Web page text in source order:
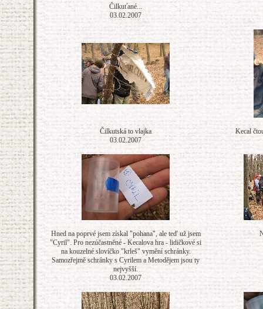
Čilkuťané...
03.02.2007
Čilkutská to vlajka
03.02.2007
Kecal
Hned na poprvé jsem získal "pohana", ale teď už jsem
"Cyril". Pro nezúčastněné - Kecalova hra - lidičkové si
na kouzelné slovíčko "krleš" vymění schránky.
Samozřejmě schránky s Cyrilem a Metodějem jsou ty
nejvyšší.
03.02.2007